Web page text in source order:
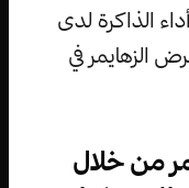
الذاكرة لدى
الزهايمر في
من خلال